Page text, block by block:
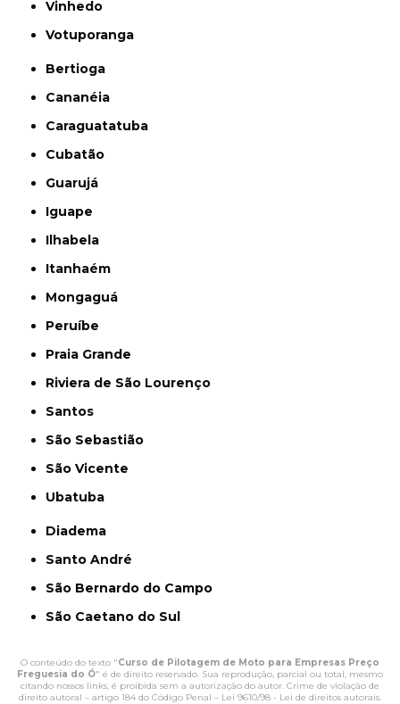
Vinhedo
Votuporanga
Bertioga
Cananéia
Caraguatatuba
Cubatão
Guarujá
Iguape
Ilhabela
Itanhaém
Mongaguá
Peruíbe
Praia Grande
Riviera de São Lourenço
Santos
São Sebastião
São Vicente
Ubatuba
Diadema
Santo André
São Bernardo do Campo
São Caetano do Sul
O conteúdo do texto "Curso de Pilotagem de Moto para Empresas Preço
Freguesia do Ó" é de direito reservado. Sua reprodução, parcial ou total, mesmo
citando nossos links, é proibida sem a autorização do autor. Crime de violação de
direito autoral – artigo 184 do Código Penal – Lei 9610/98 - Lei de direitos autorais.